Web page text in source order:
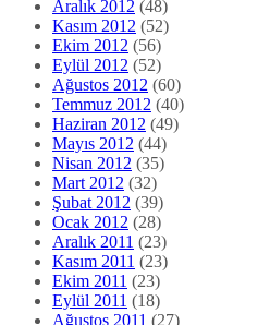
Aralık 2012 (48)
Kasım 2012 (52)
Ekim 2012 (56)
Eylül 2012 (52)
Ağustos 2012 (60)
Temmuz 2012 (40)
Haziran 2012 (49)
Mayıs 2012 (44)
Nisan 2012 (35)
Mart 2012 (32)
Şubat 2012 (39)
Ocak 2012 (28)
Aralık 2011 (23)
Kasım 2011 (23)
Ekim 2011 (23)
Eylül 2011 (18)
Ağustos 2011 (27)